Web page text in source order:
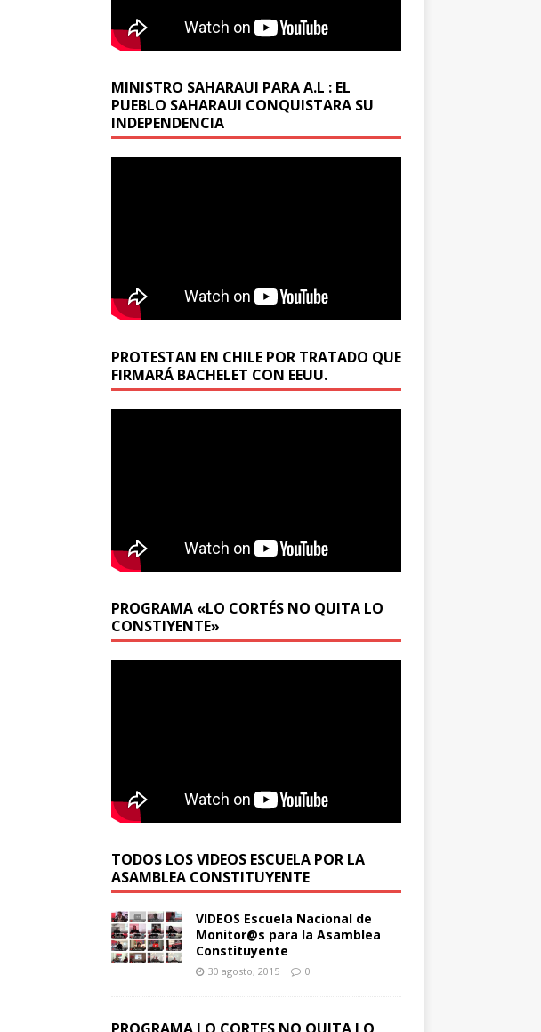
MINISTRO SAHARAUI PARA A.L : EL
PUEBLO SAHARAUI CONQUISTARA SU
INDEPENDENCIA
PROTESTAN EN CHILE POR TRATADO QUE
FIRMARÁ BACHELET CON EEUU.
PROGRAMA «LO CORTÉS NO QUITA LO
CONSTIYENTE»
TODOS LOS VIDEOS ESCUELA POR LA
ASAMBLEA CONSTITUYENTE
VIDEOS Escuela Nacional de
Monitor@s para la Asamblea
Constituyente
30 agosto, 2015 0